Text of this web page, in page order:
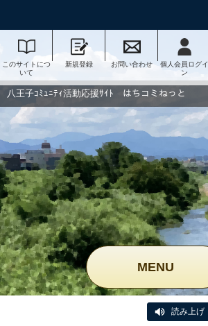
このサイトにつ
いて
新規登録 お問い合わせ
個人会員ログイ
ン
八王子ｺﾐｭﾆﾃｨ活動応援ｻｲﾄ はちコミねっと
MENU
読み上げ